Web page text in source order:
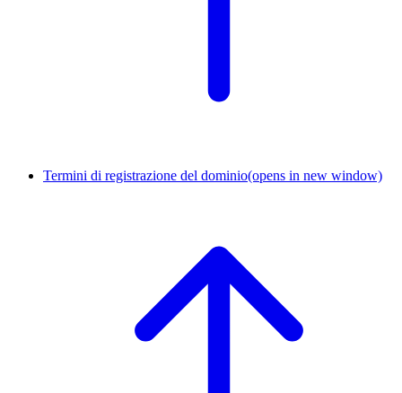
Termini di registrazione del dominio(opens in new window)